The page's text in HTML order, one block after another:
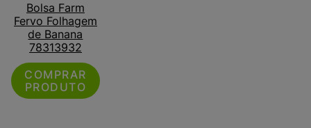
Bolsa Farm
Fervo Folhagem
de Banana
78313932
COMPRAR
PRODUTO